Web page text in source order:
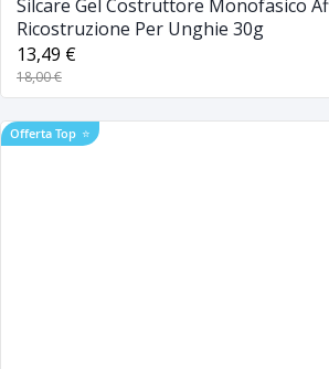
Silcare Gel Costruttore Monofasico
Ricostruzione Per Unghie 30g
13,49 €
18,00 €
Offerta Top ⭐